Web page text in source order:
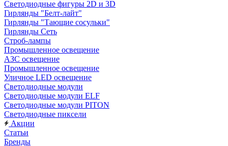
Светодиодные фигуры 2D и 3D
Гирлянды "Белт-лайт"
Гирлянды "Тающие сосульки"
Гирлянды Сеть
Строб-лампы
Промышленное освещение
АЗС освещение
Промышленное освещение
Уличное LED освещение
Светодиодные модули
Светодиодные модули ELF
Светодиодные модули PITON
Светодиодные пиксели
Акции
Статьи
Бренды